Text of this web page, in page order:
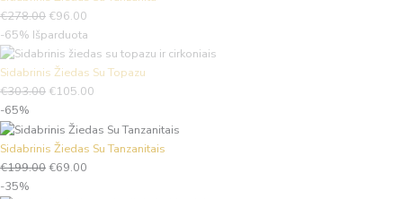
€278.00 €96.00
-65% Išparduota
Sidabrinis Žiedas Su Topazu
€303.00 €105.00
-65%
Sidabrinis Žiedas Su Tanzanitais
€199.00€69.00
-35%